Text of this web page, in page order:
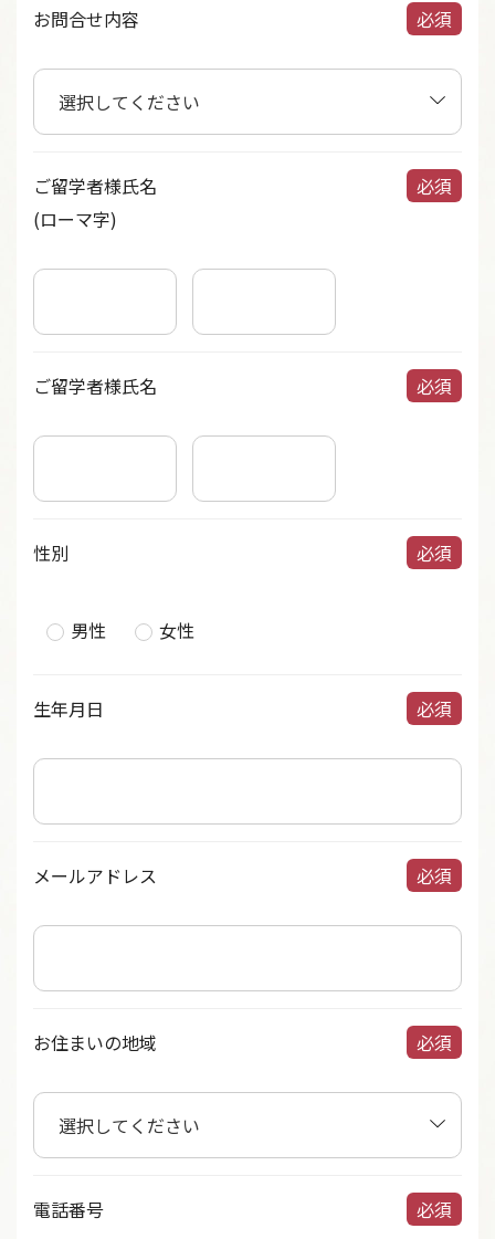
お問合せ内容 必須
ご留学者様氏名
(ローマ字)
必須
ご留学者様氏名 必須
性別 必須
男性 女性
生年月日 必須
メールアドレス 必須
お住まいの地域 必須
電話番号 必須